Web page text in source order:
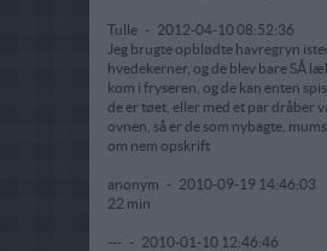
Tulle - 2012-04-10 08:52:36
Jeg brugte opblødte havregryn
hvedekerner, og de blev bare SÅ
kom i fryseren, og de kan enten
de er tøet, eller med et par dråber
ovnen, så er de som nybagte,
om nem opskrift
anonym - 2010-09-19 14:46:03
22 min
--- - 2010-01-10 12:46:46